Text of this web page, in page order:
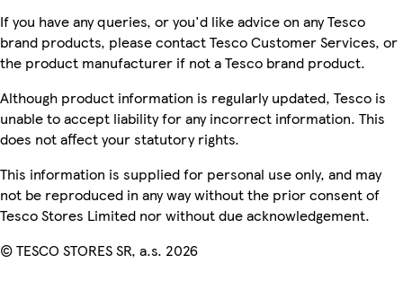
If you have any queries, or you'd like advice on any Tesco
brand products, please contact Tesco Customer Services, or
the product manufacturer if not a Tesco brand product.
Although product information is regularly updated, Tesco is
unable to accept liability for any incorrect information. This
does not affect your statutory rights.
This information is supplied for personal use only, and may
not be reproduced in any way without the prior consent of
Tesco Stores Limited nor without due acknowledgement.
© TESCO STORES SR, a.s. 2026